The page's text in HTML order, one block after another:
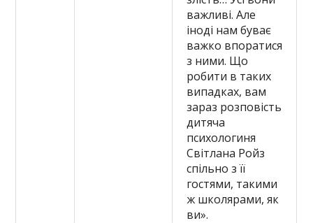
важливі. Але
іноді нам буває
важко впоратися
з ними. Що
робити в таких
випадках, вам
зараз розповість
дитяча
психологиня
Світлана Ройз
спільно з її
гостями, такими
ж школярами, як
ви».